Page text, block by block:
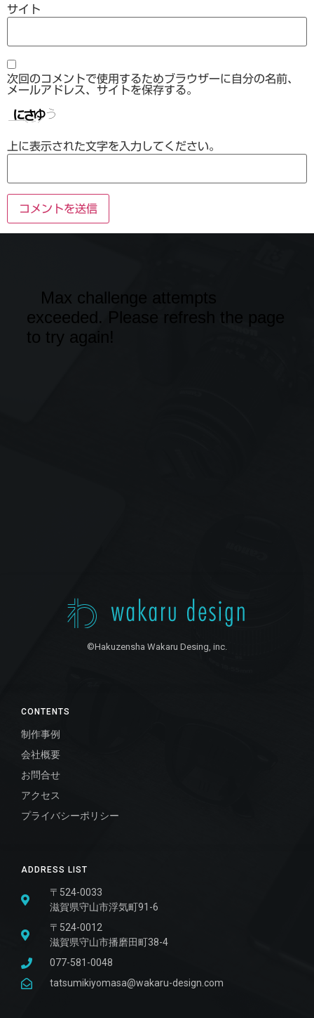
サイト
次回のコメントで使用するためブラウザーに自分の名前、
メールアドレス、サイトを保存する。
上に表示された文字を入力してください。
ADDRESS LIST
〒524-0033
滋賀県守山市浮気町91-6
〒524-0012
滋賀県守山市播磨田町38-4
077-581-0048
tatsumikiyomasa@wakaru-design.com
CONTENTS
制作事例
会社概要
お問合せ
アクセス
プライバシーポリシー
©Hakuzensha Wakaru Desing, inc.